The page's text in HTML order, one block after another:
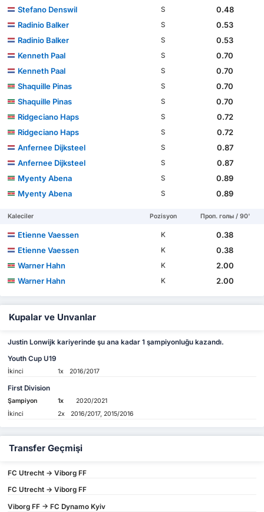
Stefano Denswil
S
0.48
Radinio Balker
S
0.53
Radinio Balker
S
0.53
Kenneth Paal
S
0.70
Kenneth Paal
S
0.70
Shaquille Pinas
S
0.70
Shaquille Pinas
S
0.70
Ridgeciano Haps
S
0.72
Ridgeciano Haps
S
0.72
Anfernee Dijksteel
S
0.87
Anfernee Dijksteel
S
0.87
Myenty Abena
S
0.89
Myenty Abena
S 0.89
Kaleciler Pozisyon Проп. голы / 90'
Etienne Vaessen K
0.38
Etienne Vaessen
K
0.38
Warner Hahn
K
2.00
Warner Hahn
K 2.00
Kupalar ve Unvanlar
Justin Lonwijk kariyerinde şu ana kadar 1 şampiyonluğu kazandı.
Youth Cup U19
İkinci 1x 2016/2017
First Division
Şampiyon 1x
2020/2021
İkinci
2x 2016/2017, 2015/2016
Transfer Geçmişi
FC Utrecht -> Viborg FF
FC Utrecht -> Viborg FF
Viborg FF -> FC Dynamo Kyiv